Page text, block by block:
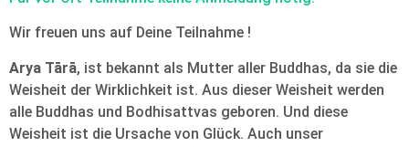
Wir freuen uns auf Deine Teilnahme !
Arya Tārā, ist bekannt als Mutter aller Buddhas, da sie die
Weisheit der Wirklichkeit ist. Aus dieser Weisheit werden
alle Buddhas und Bodhisattvas geboren. Und diese
Weisheit ist die Ursache von Glück. Auch unser